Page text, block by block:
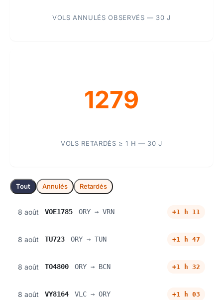
VOLS ANNULÉS OBSERVÉS — 30 J
1279
VOLS RETARDÉS ≥ 1 H — 30 J
Tout Annulés Retardés
8 août VOE1785 ORY → VRN +1 h 11
8 août TU723 ORY → TUN +1 h 47
8 août TO4800 ORY → BCN +1 h 32
8 août VY8164 VLC → ORY +1 h 03